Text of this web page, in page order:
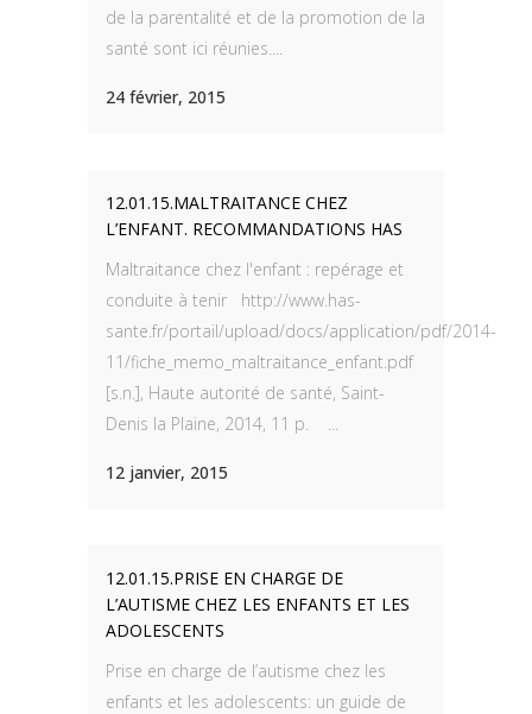
de la parentalité et de la promotion de la
santé sont ici réunies....
24 février, 2015
12.01.15.MALTRAITANCE CHEZ
L’ENFANT. RECOMMANDATIONS HAS
Maltraitance chez l'enfant : repérage et
conduite à tenir http://www.has-
sante.fr/portail/upload/docs/application/pdf/2014-
11/fiche_memo_maltraitance_enfant.pdf
[s.n.], Haute autorité de santé, Saint-
Denis la Plaine, 2014, 11 p. ...
12 janvier, 2015
12.01.15.PRISE EN CHARGE DE
L’AUTISME CHEZ LES ENFANTS ET LES
ADOLESCENTS
Prise en charge de l’autisme chez les
enfants et les adolescents: un guide de